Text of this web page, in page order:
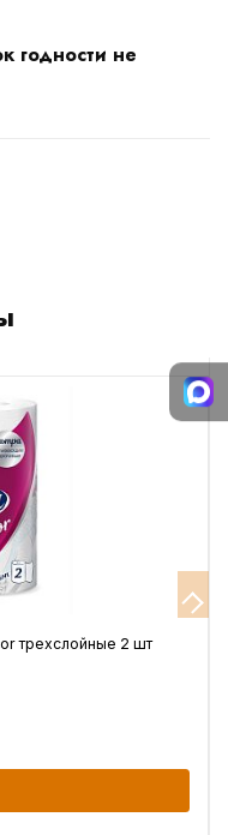
годности не
трехслойные 2 шт